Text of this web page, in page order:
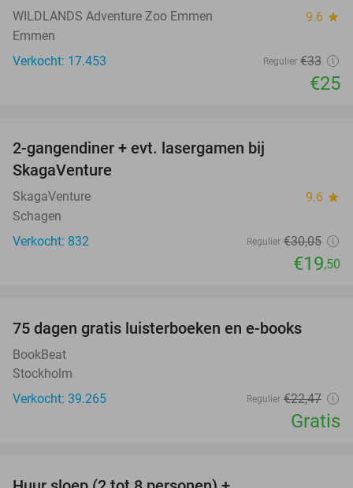
WILDLANDS Adventure Zoo Emmen 9.6 star
Emmen
Verkocht: 17.453
Regulier €33
€25
2-gangendiner + evt. lasergamen bij
SkagaVenture
SkagaVenture 9.6 star
Schagen
Verkocht: 832
Regulier €30,05
€19,50
75 dagen gratis luisterboeken en e-books
BookBeat
Stockholm
Verkocht: 39.265
Regulier €22,47
Gratis